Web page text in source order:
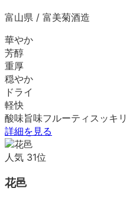
富山県 / 富美菊酒造
華やか
芳醇
重厚
穏やか
ドライ
軽快
酸味旨味フルーティ スッキリ
詳細を見る
人気 31位
花邑